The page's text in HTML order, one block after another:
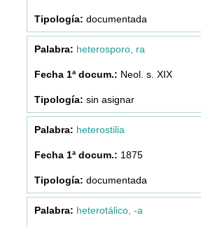
documentada
heterosporo, ra
Neol. s. XIX
sin asignar
heterostilia
1875
documentada
heterotálico, -a